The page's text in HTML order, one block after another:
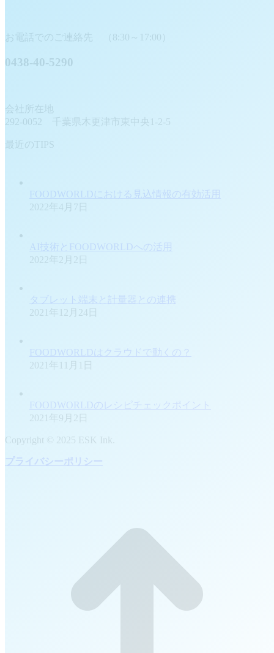
お電話でのご連絡先 （8:30～17:00）
0438-40-5290
会社所在地
292-0052 千葉県木更津市東中央1-2-5
最近のTIPS
FOODWORLDにおける見込情報の有効活用
2022年4月7日
AI技術とFOODWORLDへの活用
2022年2月2日
タブレット端末と計量器との連携
2021年12月24日
FOODWORLDはクラウドで動くの？
2021年11月1日
FOODWORLDのレシピチェックポイント
2021年9月2日
Copyright © 2025 ESK Ink.
プライバシーポリシー